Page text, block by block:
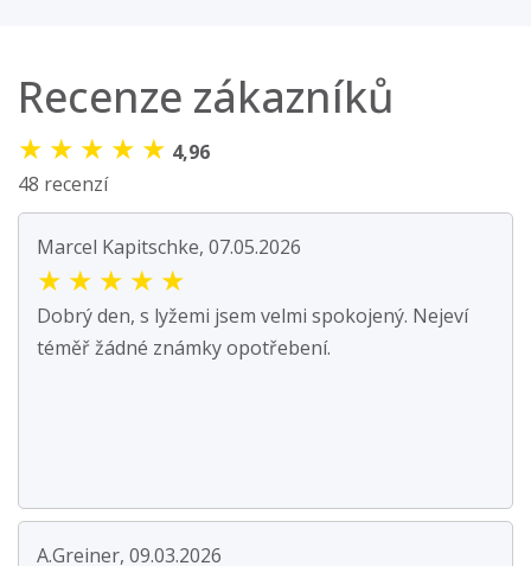
Recenze zákazníků
★ ★ ★ ★ ★ 4,96
48 recenzí
Marcel Kapitschke, 07.05.2026
★ ★ ★ ★ ★
Dobrý den, s lyžemi jsem velmi spokojený. Nejeví
téměř žádné známky opotřebení.
A.Greiner, 09.03.2026